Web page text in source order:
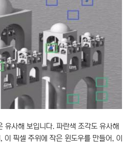
유사해 보입니다. 파란색 조각도 유사해
이 픽셀 주위에 작은 윈도우를 만들어, 이